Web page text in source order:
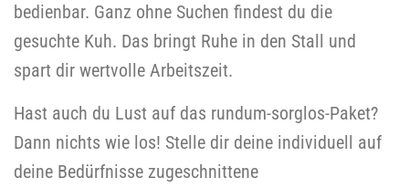
bedienbar. Ganz ohne Suchen findest du die
gesuchte Kuh. Das bringt Ruhe in den Stall und
spart dir wertvolle Arbeitszeit.
Hast auch du Lust auf das rundum-sorglos-Paket?
Dann nichts wie los! Stelle dir deine individuell auf
deine Bedürfnisse zugeschnittene